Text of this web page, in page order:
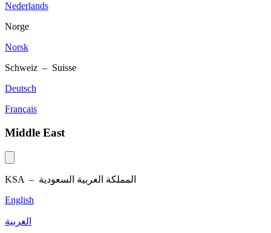
Nederlands
Norge
Norsk
Schweiz – Suisse
Deutsch
Français
Middle East
KSA – المملكة العربية السعودية
English
العربية